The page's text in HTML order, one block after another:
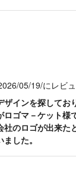
05/19/にレビ
ザインを探してお
ロゴマ－ケット様
のロゴが出来た
した。